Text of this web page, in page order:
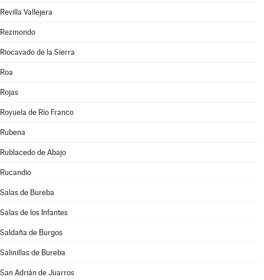
Revilla Vallejera
Rezmondo
Riocavado de la Sierra
Roa
Rojas
Royuela de Río Franco
Rubena
Rublacedo de Abajo
Rucandio
Salas de Bureba
Salas de los Infantes
Saldaña de Burgos
Salinillas de Bureba
San Adrián de Juarros